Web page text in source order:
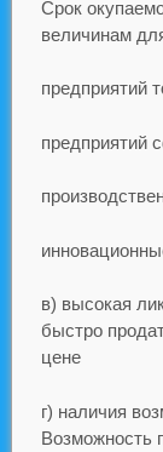
Срок
величинам
предприятий
предприятий
в) высокая
быстро
цене
г) наличия
Возможность